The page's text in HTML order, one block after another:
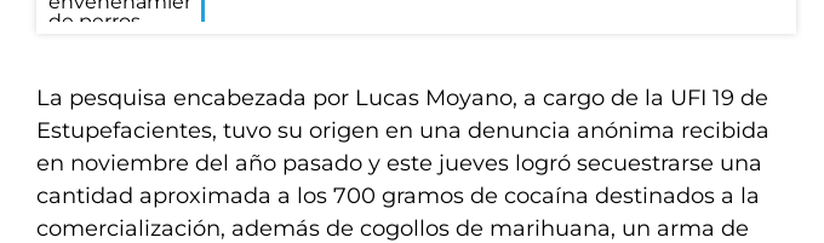
La pesquisa encabezada por Lucas Moyano, a cargo de la UFI 19 de
Estupefacientes, tuvo su origen en una denuncia anónima recibida
en noviembre del año pasado y este jueves logró secuestrarse una
cantidad aproximada a los 700 gramos de cocaína destinados a la
comercialización, además de cogollos de marihuana, un arma de